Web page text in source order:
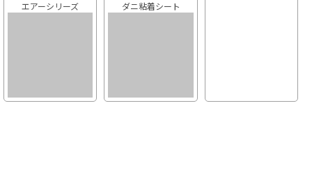
エアーシリーズ ダニ粘着シート